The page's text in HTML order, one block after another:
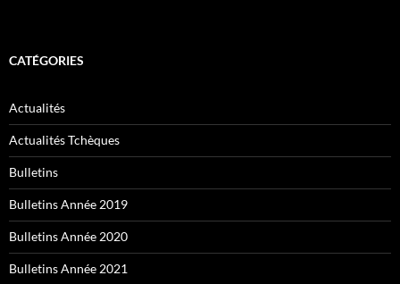
CATÉGORIES
Actualités
Actualités Tchèques
Bulletins
Bulletins Année 2019
Bulletins Année 2020
Bulletins Année 2021